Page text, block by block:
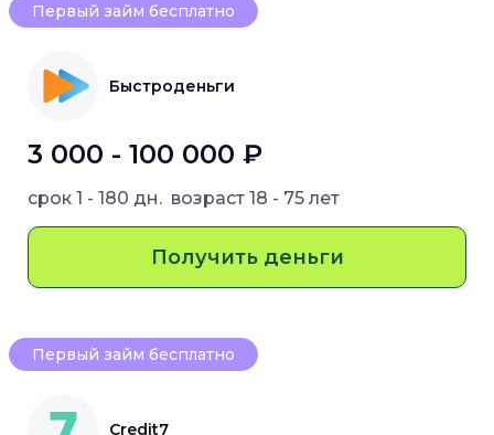
Первый займ бесплатно
Быстроденьги
3 000 - 100 000 ₽
срок 1 - 180 дн. возраст 18 - 75 лет
Получить деньги
Первый займ бесплатно
Credit7